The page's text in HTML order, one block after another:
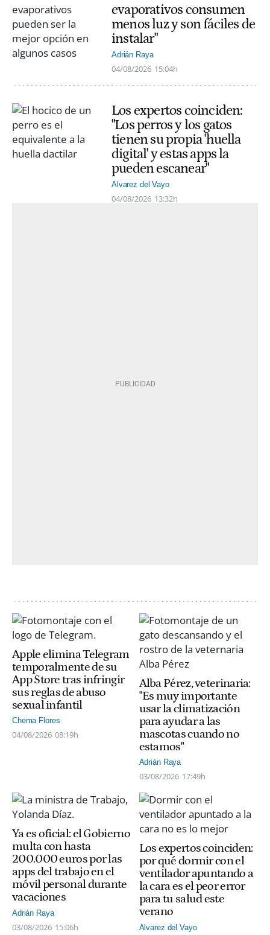
evaporativos consumen
menos luz y son fáciles de
instalar"
Adrián Raya
04/08/2026 15:04h
Los expertos coinciden:
"Los perros y los gatos
tienen su propia 'huella
digital' y estas apps la
pueden escanear"
Alvarez del Vayo
04/08/2026 13:32h
Apple elimina Telegram
temporalmente de su
App Store tras infringir
sus reglas de abuso
sexual infantil
Chema Flores
04/08/2026 08:19h
Alba Pérez, veterinaria:
"Es muy importante
usar la climatización
para ayudar a las
mascotas cuando no
estamos"
Adrián Raya
03/08/2026 17:49h
Ya es oficial: el Gobierno
multa con hasta
200.000 euros por las
apps del trabajo en el
móvil personal durante
vacaciones
Adrián Raya
03/08/2026 15:06h
Los expertos coinciden:
por qué dormir con el
ventilador apuntando a
la cara es el peor error
para tu salud este
verano
Alvarez del Vayo